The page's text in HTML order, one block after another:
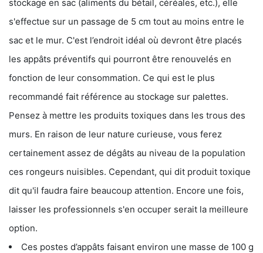
stockage en sac (aliments du bétail, céréales, etc.), elle
s'effectue sur un passage de 5 cm tout au moins entre le
sac et le mur. C'est l’endroit idéal où devront être placés
les appâts préventifs qui pourront être renouvelés en
fonction de leur consommation. Ce qui est le plus
recommandé fait référence au stockage sur palettes.
Pensez à mettre les produits toxiques dans les trous des
murs. En raison de leur nature curieuse, vous ferez
certainement assez de dégâts au niveau de la population
ces rongeurs nuisibles. Cependant, qui dit produit toxique
dit qu'il faudra faire beaucoup attention. Encore une fois,
laisser les professionnels s'en occuper serait la meilleure
option.
Ces postes d’appâts faisant environ une masse de 100 g